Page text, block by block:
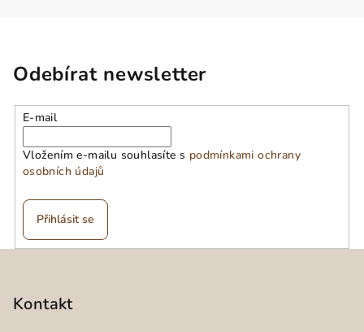
Odebírat newsletter
E-mail
Vložením e-mailu souhlasíte s podmínkami ochrany
osobních údajů
Přihlásit se
Kontakt